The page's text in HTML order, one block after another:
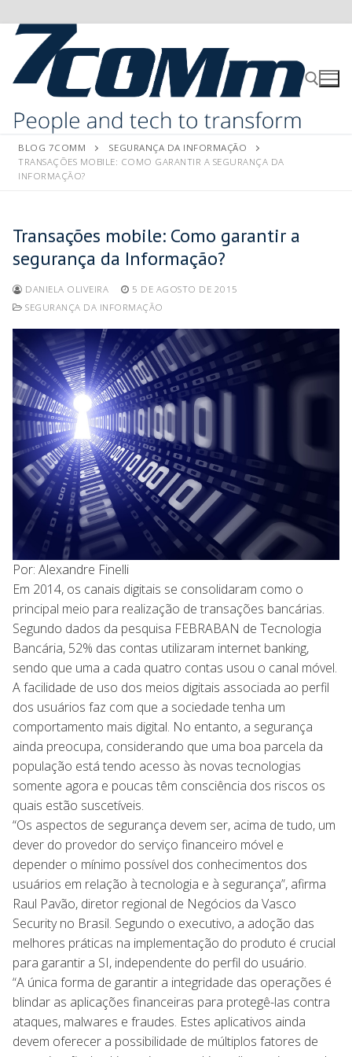
BLOG 7COMM
SEGURANÇA DA INFORMAÇÃO
TRANSAÇÕES MOBILE: COMO GARANTIR A SEGURANÇA DA
INFORMAÇÃO?
Transações mobile: Como garantir a
segurança da Informação?
DANIELA OLIVEIRA
5 DE AGOSTO DE 2015
SEGURANÇA DA INFORMAÇÃO
Por: Alexandre Finelli
Em 2014, os canais digitais se consolidaram como o
principal meio para realização de transações bancárias.
Segundo dados da pesquisa FEBRABAN de Tecnologia
Bancária, 52% das contas utilizaram internet banking,
sendo que uma a cada quatro contas usou o canal móvel.
A facilidade de uso dos meios digitais associada ao perfil
dos usuários faz com que a sociedade tenha um
comportamento mais digital. No entanto, a segurança
ainda preocupa, considerando que uma boa parcela da
população está tendo acesso às novas tecnologias
somente agora e poucas têm consciência dos riscos os
quais estão suscetíveis.
“Os aspectos de segurança devem ser, acima de tudo, um
dever do provedor do serviço financeiro móvel e
depender o mínimo possível dos conhecimentos dos
usuários em relação à tecnologia e à segurança”, afirma
Raul Pavão, diretor regional de Negócios da Vasco
Security no Brasil. Segundo o executivo, a adoção das
melhores práticas na implementação do produto é crucial
para garantir a SI, independente do perfil do usuário.
“A única forma de garantir a integridade das operações é
blindar as aplicações financeiras para protegê-las contra
ataques, malwares e fraudes. Estes aplicativos ainda
devem oferecer a possibilidade de múltiplos fatores de